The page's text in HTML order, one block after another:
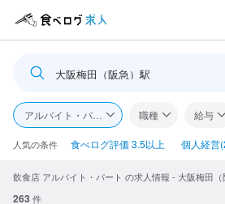
ログイン・無料会員
食べログ求人TOP
求人検索
大阪梅田（阪急）駅
アルバイト・パート 職種 給与
人気の条件 食べログ評価 3.5以上 個人経営
飲食店 アルバイト・パート の求人情報 - 大阪梅田（
263 件